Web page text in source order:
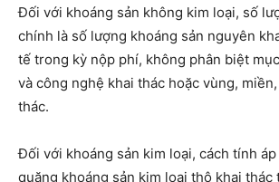
Đối với khoáng sản không kim loại, số
chính là số lượng khoáng sản nguyên
tế trong kỳ nộp phí, không phân biệt
và công nghệ khai thác hoặc vùng,
thác.
Đối với khoáng sản kim loại, cách tính
quặng khoáng sản kim loại thô khai